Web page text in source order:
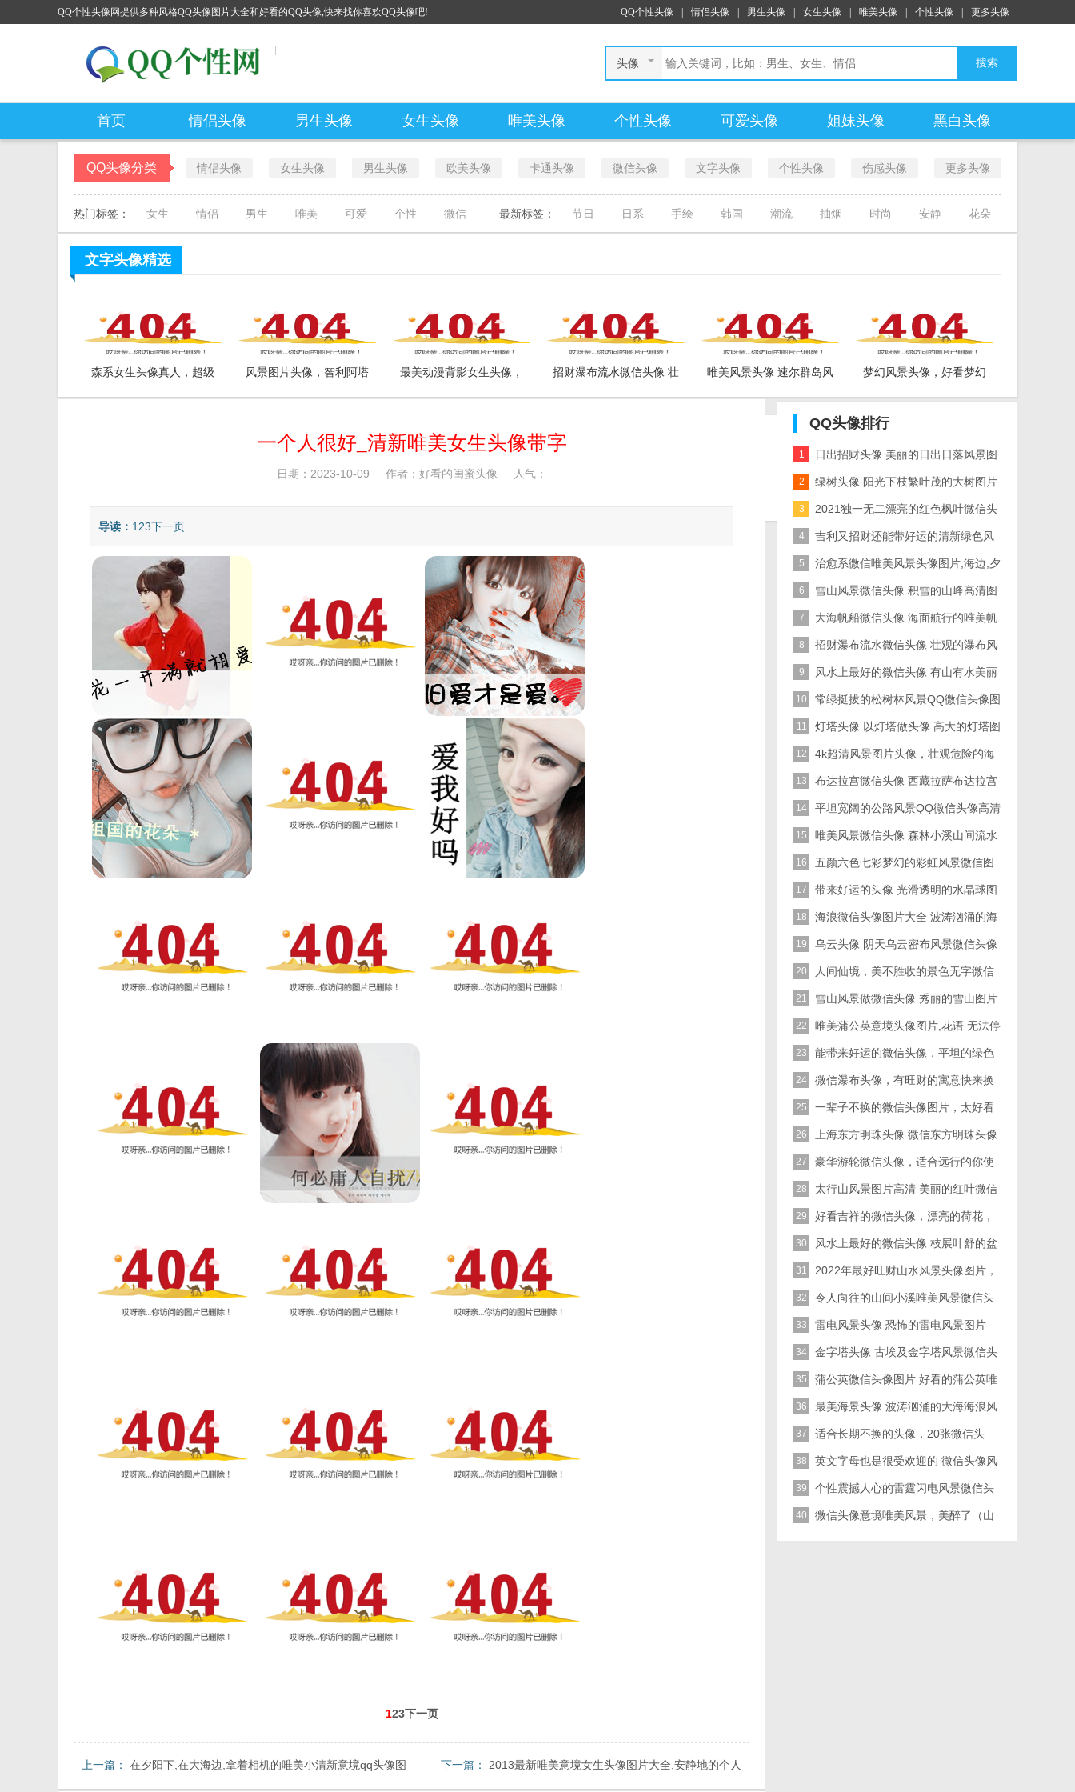
QQ个性头像网提供多种风格QQ头像图片大全和好看的QQ头像,快来找你喜欢QQ头像吧! QQ个性头像 情侣头像 男生头像 女生头像 唯美头像 个性头像 更多头像
头像 搜索
首页 情侣头像 男生头像 女生头像 唯美头像 个性头像 可爱头像 姐妹头像 黑白头像
QQ头像分类 情侣头像 女生头像 男生头像 欧美头像 卡通头像 微信头像 文字头像 个性头像 伤感头像 更多头像
热门标签： 女生 情侣 男生 唯美 可爱 个性 微信 最新标签： 节日 日系 手绘 韩国 潮流 抽烟 时尚 安静 花朵
文字头像精选
森系女生头像真人，超级
好看的森系头像女
风景图片头像，智利阿塔
卡马沙漠自然风景图片
最美动漫背影女生头像，
漂亮的星空是如此的动人
招财瀑布流水微信头像 壮
观的瀑布风景图片
唯美风景头像 速尔群岛风
景图片
梦幻风景头像，好看梦幻
风景头像唯美图片
一个人很好_清新唯美女生头像带字
日期：2023-10-09 作者：好看的闺蜜头像 人气：
导读： 123下一页
123下一页
上一篇：
在夕阳下,在大海边,拿着相机的唯美小清新意境qq头像图
片大全
下一篇： 2013最新唯美意境女生头像图片大全,安静地的个人
QQ头像排行
1 日出招财头像 美丽的日出日落风景图
片
2 绿树头像 阳光下枝繁叶茂的大树图片
3 2021独一无二漂亮的红色枫叶微信头
像图片经典的
4 吉利又招财还能带好运的清新绿色风
景的微信头像图片
5 治愈系微信唯美风景头像图片,海边,夕
阳,帆船,栈桥等
6 雪山风景微信头像 积雪的山峰高清图
片
7 大海帆船微信头像 海面航行的唯美帆
船图片
8 招财瀑布流水微信头像 壮观的瀑布风
景图片
9 风水上最好的微信头像 有山有水美丽
的湖泊图片
10 常绿挺拔的松树林风景QQ微信头像图
片
11 灯塔头像 以灯塔做头像 高大的灯塔图
片
12 4k超清风景图片头像，壮观危险的海
浪做头像也漂亮的
13 布达拉宫微信头像 西藏拉萨布达拉宫
风景图片
14 平坦宽阔的公路风景QQ微信头像高清
图片
15 唯美风景微信头像 森林小溪山间流水
16 五颜六色七彩梦幻的彩虹风景微信图
片
17 带来好运的头像 光滑透明的水晶球图
片
18 海浪微信头像图片大全 波涛汹涌的海
浪太个性了
19 乌云头像 阴天乌云密布风景微信头像
图片
20 人间仙境，美不胜收的景色无字微信
头像底图免费分享了
21 雪山风景做微信头像 秀丽的雪山图片
22 唯美蒲公英意境头像图片,花语 无法停
留的爱
23 能带来好运的微信头像，平坦的绿色
草坪图片
24 微信瀑布头像，有旺财的寓意快来换
上吧
25 一辈子不换的微信头像图片，太好看
值得长期不换了
26 上海东方明珠头像 微信东方明珠头像
夜晚广播电视塔图片
27 豪华游轮微信头像，适合远行的你使
用的
28 太行山风景图片高清 美丽的红叶微信
头像图片
29 好看吉祥的微信头像，漂亮的荷花，
最适合妈妈们使用了
30 风水上最好的微信头像 枝展叶舒的盆
景图片
31 2022年最好旺财山水风景头像图片，
美丽的风景，令人心旷神怡
32 令人向往的山间小溪唯美风景微信头
像图片
33 雷电风景头像 恐怖的雷电风景图片
34 金字塔头像 古埃及金字塔风景微信头
像图片
35 蒲公英微信头像图片 好看的蒲公英唯
美高清图片
36 最美海景头像 波涛汹涌的大海海浪风
景图片
37 适合长期不换的头像，20张微信头
像，各种风格，不重样
38 英文字母也是很受欢迎的 微信头像风
景带文字图片大全
39 个性震撼人心的雷霆闪电风景微信头
像图片
40 微信头像意境唯美风景，美醉了（山